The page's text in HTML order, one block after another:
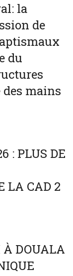
la
de
du
mains
: PLUS DE
LA CAD 2
À DOUALA